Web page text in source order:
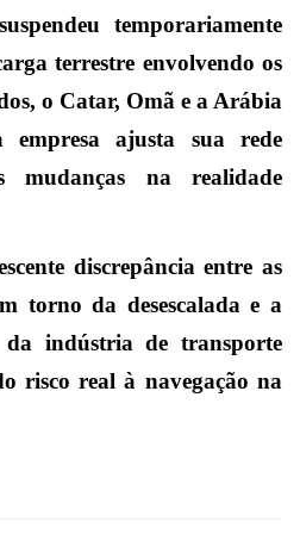
temporariamente
terrestre envolvendo os
o Catar, Omã e a Arábia
empresa ajusta sua rede
mudanças na realidade
discrepância entre as
torno da desescalada e a
indústria de transporte
risco real à navegação na